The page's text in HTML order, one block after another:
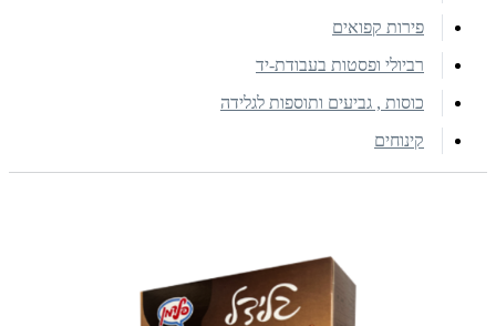
פירות קפואים
רביולי ופסטות בעבודת-יד
כוסות , גביעים ותוספות לגלידה
קינוחים